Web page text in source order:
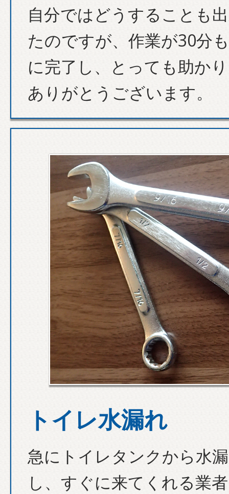
自分ではどうすることも
たのですが、作業が30分
に完了し、とっても助か
ありがとうございます。
トイレ水漏れ
急にトイレタンクから水
し、すぐに来てくれる業